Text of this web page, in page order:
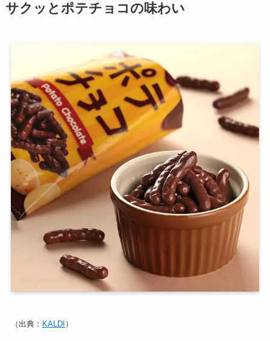
サクッとポテチョコの味わい
（出典： KALDI ）